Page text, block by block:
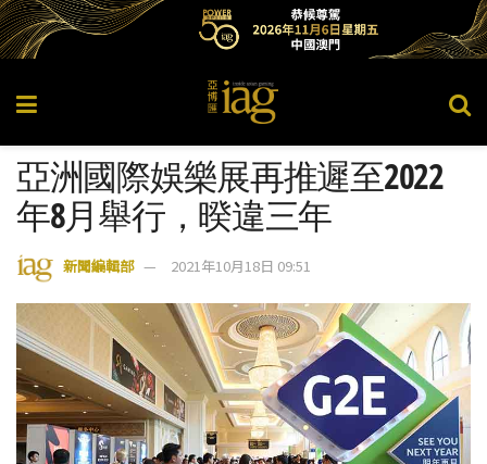
亞洲國際娛樂展再推遲至2022
年8月舉行，暌違三年
新聞編輯部 2021年10月18日 09:51